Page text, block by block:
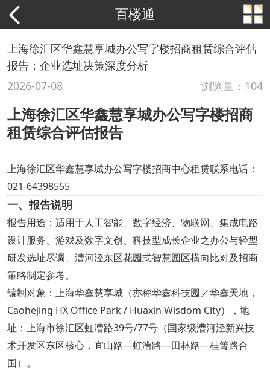
百楼通
上海徐汇区华鑫慧享城办公写字楼招商租赁综合评估
报告：企业选址决策深度分析
2026-07-08
浏览量：104
上海徐汇区华鑫慧享城办公写字楼招商
租赁综合评估报告
上海徐汇区华鑫慧享城办公写字楼招商中心租赁联系电话：
021-64398555
一、报告说明
报告用途：适用于人工智能、数字经济、物联网、集成电路
设计服务、游戏及数字文创、科技型成长企业之办公与轻型
研发选址尽调、漕河泾东区花园式智慧园区横向比对及招商
策略制定参考。
编制对象：上海华鑫慧享城（亦称华鑫科技园／华鑫天地，
Caohejing HX Office Park / Huaxin Wisdom City），地
址：上海市徐汇区虹漕路39号/77号（国家级漕河泾新兴技
术开发区东区核心，宜山路—虹漕路—田林路—桂箐路合
围）。